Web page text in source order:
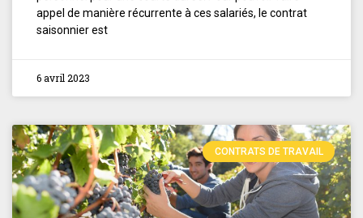
appel de manière récurrente à ces salariés, le contrat
saisonnier est
6 avril 2023
CONTRATS DE TRAVAIL